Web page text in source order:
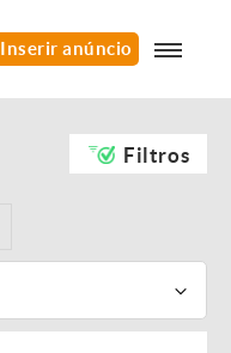
Inserir anúncio
Filtros